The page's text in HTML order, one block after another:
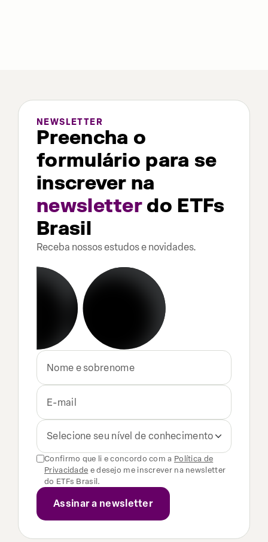
NEWSLETTER
Preencha o
formulário para se
inscrever na
newsletterdo ETFs
Brasil
Receba nossos estudos e novidades.
Selecione seu nível de conhecimento
Confirmo que li e concordo com a Política de
Privacidade e desejo me inscrever na newsletter
do ETFs Brasil.